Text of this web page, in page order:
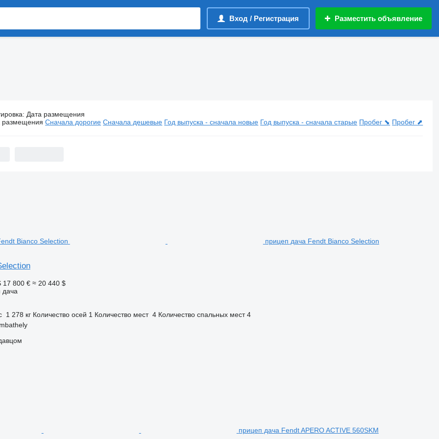
Вход / Регистрация Разместить объявление
Кемперы Fendt
: Дата размещения
размещения Сначала дорогие Сначала дешевые Год выпуска - сначала новые Год выпуска - сначала старые Пробег ⬊ Пробег ⬈
прицеп дача Fendt Bianco Selection
17 800 € ≈ 20 440 $
дача
1 278 кг Количество осей 1 Количество мест 4 Количество спальных мест 4
прицеп дача Fendt APERO ACTIVE 560SKM